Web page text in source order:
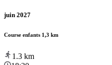
juin 2027
Course enfants 1,3 km
1.3 km